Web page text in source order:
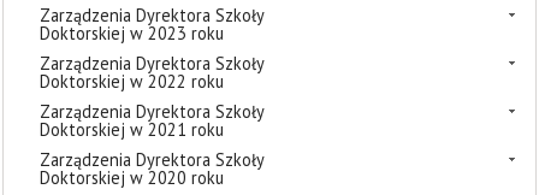
Zarządzenia Dyrektora Szkoły
Doktorskiej w 2023 roku
Zarządzenia Dyrektora Szkoły
Doktorskiej w 2022 roku
Zarządzenia Dyrektora Szkoły
Doktorskiej w 2021 roku
Zarządzenia Dyrektora Szkoły
Doktorskiej w 2020 roku